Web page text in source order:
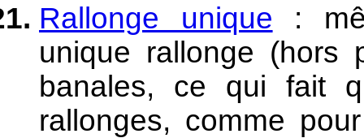
Rallonge unique :
unique rallonge (hors
banales, ce qui fait
rallonges, comme